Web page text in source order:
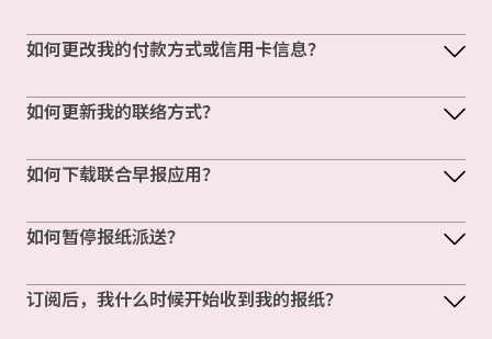
如何更改我的付款方式或信用卡信息？
如何更新我的联络方式？
如何下载联合早报应用？
如何暂停报纸派送？
订阅后，我什么时候开始收到我的报纸？